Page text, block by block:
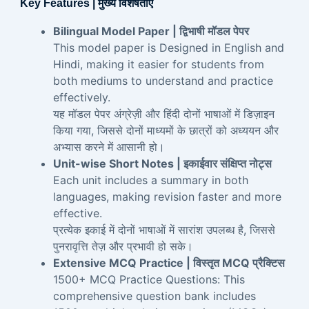
Key Features | मुख्य विशेषताएँ
Bilingual Model Paper | द्विभाषी मॉडल पेपर
This model paper is Designed in English and
Hindi, making it easier for students from
both mediums to understand and practice
effectively.
यह मॉडल पेपर अंग्रेज़ी और हिंदी दोनों भाषाओं में डिज़ाइन
किया गया, जिससे दोनों माध्यमों के छात्रों को अध्ययन और
अभ्यास करने में आसानी हो।
Unit-wise Short Notes | इकाईवार संक्षिप्त नोट्स
Each unit includes a summary in both
languages, making revision faster and more
effective.
प्रत्येक इकाई में दोनों भाषाओं में सारांश उपलब्ध है, जिससे
पुनरावृत्ति तेज़ और प्रभावी हो सके।
Extensive MCQ Practice | विस्तृत MCQ प्रैक्टिस
1500+ MCQ Practice Questions: This
comprehensive question bank includes